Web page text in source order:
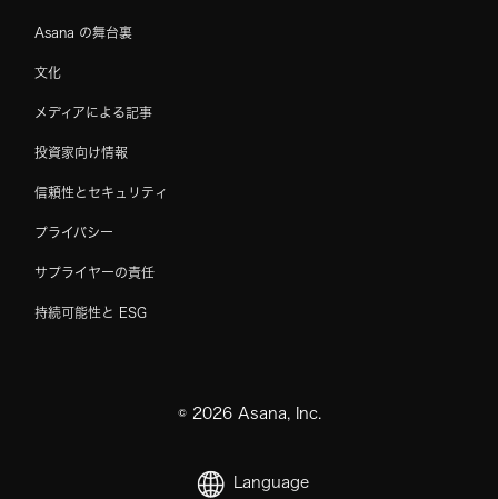
Asana の舞台裏
文化
メディアによる記事
投資家向け情報
信頼性とセキュリティ
プライバシー
サプライヤーの責任
持続可能性と ESG
© 2026Asana, Inc.
Language